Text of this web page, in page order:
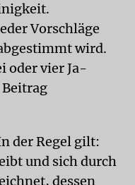
Vorschläge
wird.
oder vier Ja-
der Regel gilt:
und sich durch
dessen